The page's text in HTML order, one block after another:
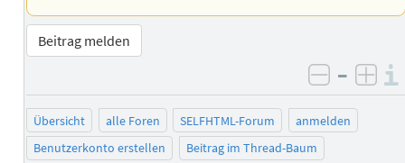
Beitrag melden
negativ
–
Übersicht alle Foren SELFHTML-Forum
anmelden
Benutzerkonto erstellen
Beitrag im Thread-Baum